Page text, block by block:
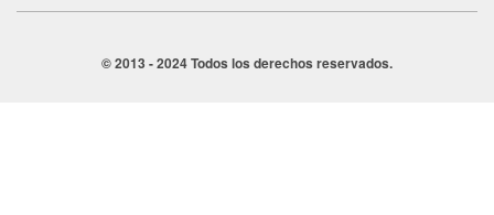
© 2013 - 2024 Todos los derechos reservados.